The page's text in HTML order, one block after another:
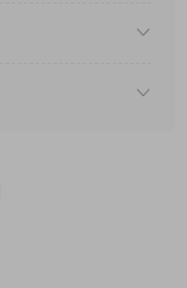
有翻译腔。
独立思辨，这本真